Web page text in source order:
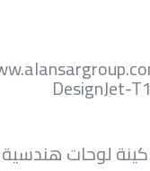
DesignJet-